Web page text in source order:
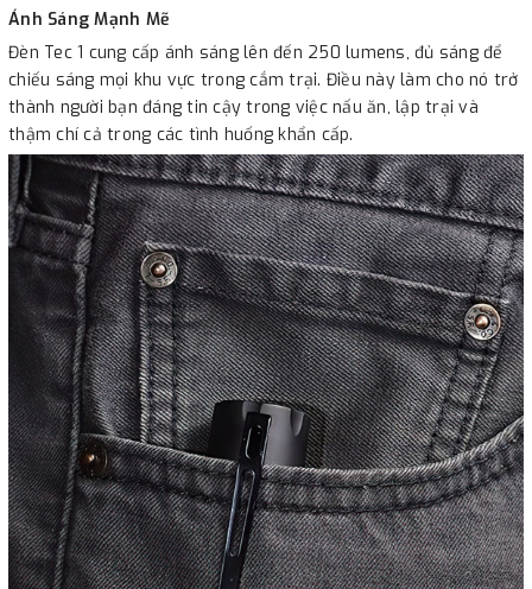
Ánh Sáng Mạnh Mẽ
Đèn Tec 1 cung cấp ánh sáng lên đến 250 lumens, đủ sáng để
chiếu sáng mọi khu vực trong cắm trại. Điều này làm cho nó trở
thành người bạn đáng tin cậy trong việc nấu ăn, lập trại và
thậm chí cả trong các tình huống khẩn cấp.